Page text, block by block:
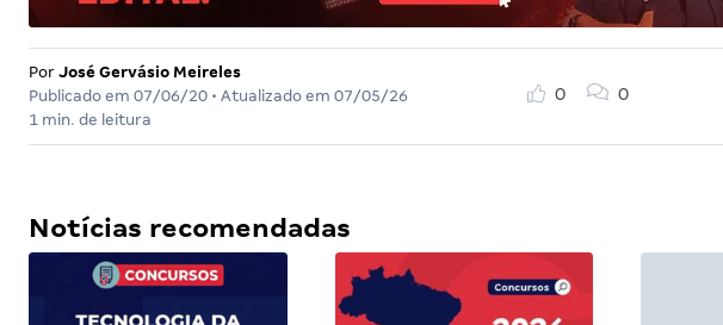
Por José Gervásio Meireles
Publicado em 07/06/20• Atualizado em 07/05/26
1 min. de leitura
0 0
Notícias recomendadas